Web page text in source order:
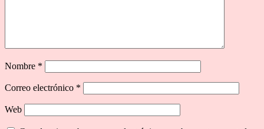
Nombre *
Correo electrónico *
Web